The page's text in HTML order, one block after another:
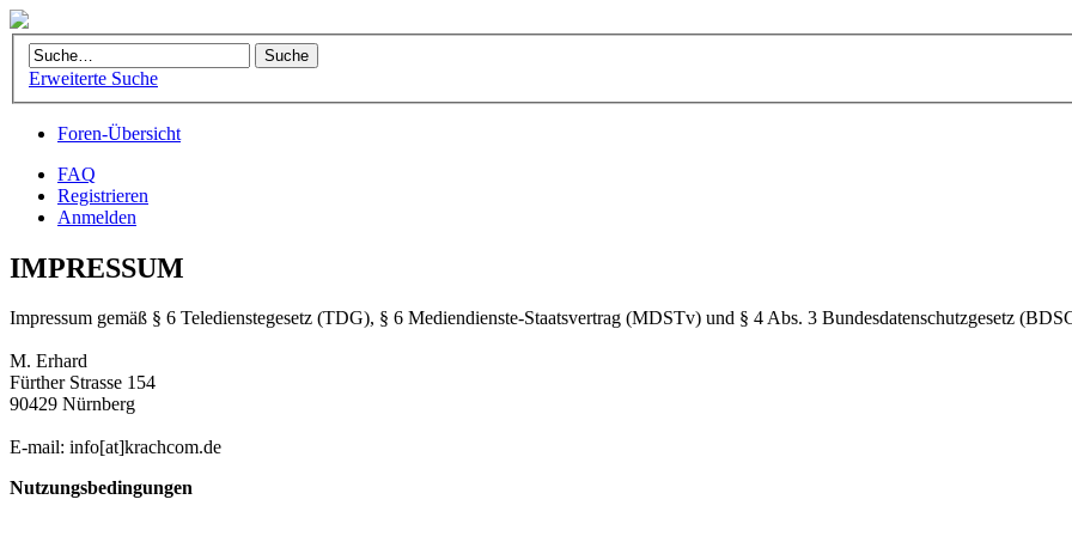
Erweiterte Suche
Foren-Übersicht
FAQ
Registrieren
Anmelden
IMPRESSUM
Impressum gemäß § 6 Teledienstegesetz (TDG), § 6 Mediendienste-Staatsvertrag (MDSTv) und § 4 Abs. 3 Bundesdatenschutzgesetz
M. Erhard
Fürther Strasse 154
90429 Nürnberg
E-mail: info[at]krachcom.de
Nutzungsbedingungen